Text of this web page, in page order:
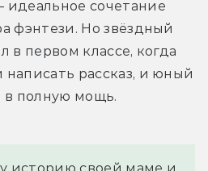
сочетание
фэнтези. Но звёздный
в первом классе, когда
рассказ, и юный
в полную мощь.
историю своей маме и